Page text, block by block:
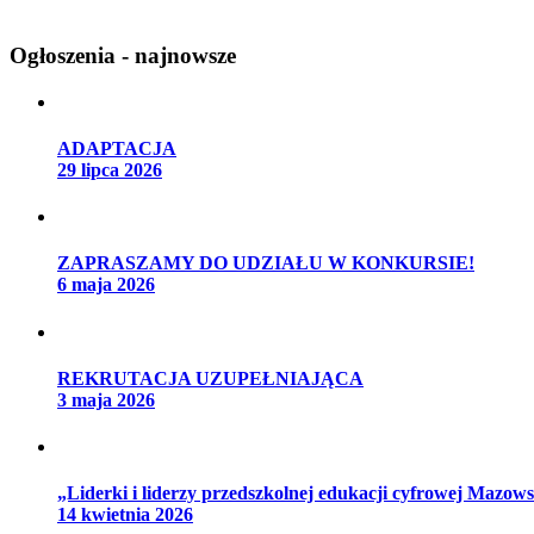
Ogłoszenia - najnowsze
ADAPTACJA
29 lipca 2026
ZAPRASZAMY DO UDZIAŁU W KONKURSIE!
6 maja 2026
REKRUTACJA UZUPEŁNIAJĄCA
3 maja 2026
„Liderki i liderzy przedszkolnej edukacji cyfrowej
14 kwietnia 2026